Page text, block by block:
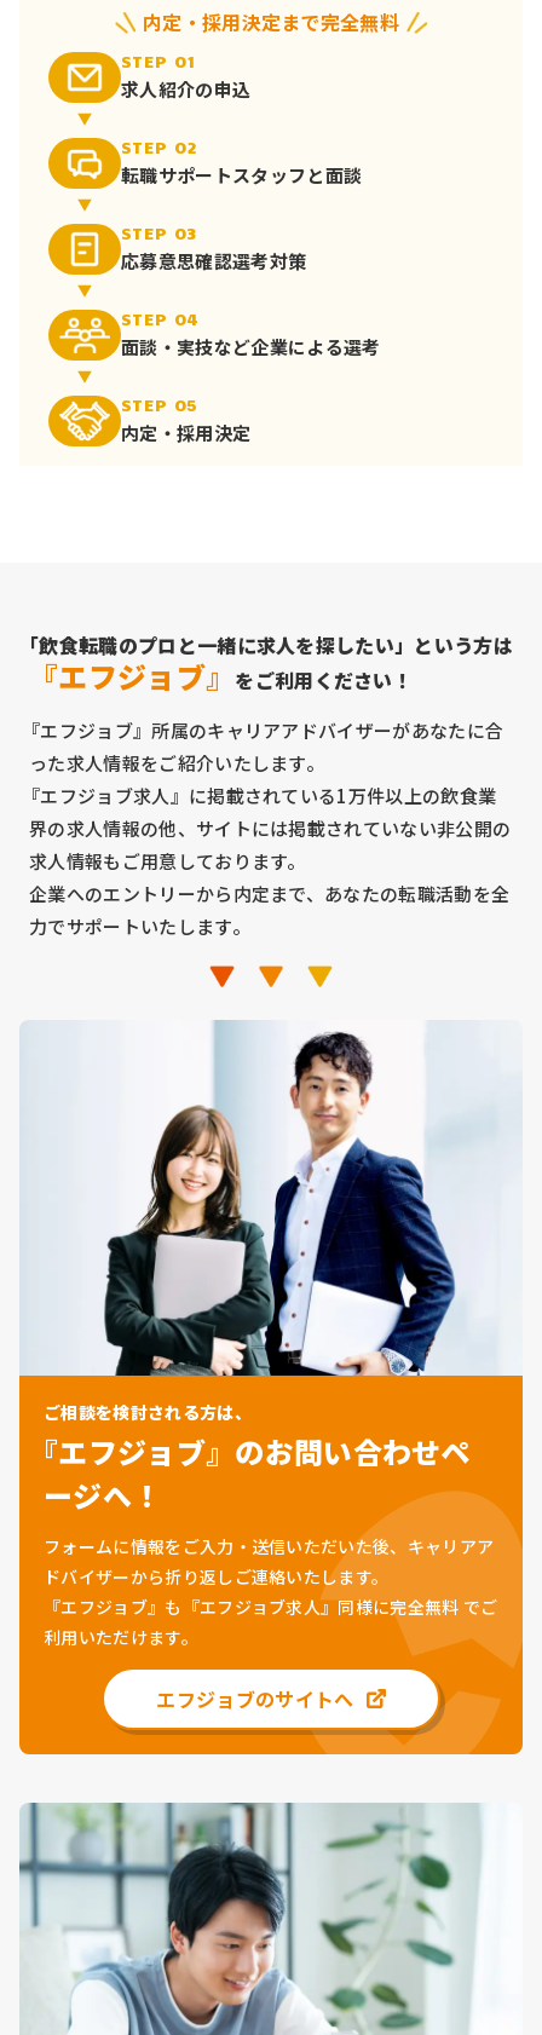
内定・採用決定まで完全無料
STEP 01
求人紹介の申込
STEP 02
転職サポートスタッフと面談
STEP 03
応募意思確認選考対策
STEP 04
面談・実技など企業による選考
STEP 05
内定・採用決定
「飲食転職のプロと一緒に求人を探したい」という方は
『エフジョブ』 をご利用ください！
『エフジョブ』所属のキャリアアドバイザーがあなたに合
った求人情報をご紹介いたします。
『エフジョブ求人』に掲載されている1万件以上の飲食業
界の求人情報の他、サイトには掲載されていない非公開の
求人情報もご用意しております。
企業へのエントリーから内定まで、あなたの転職活動を全
力でサポートいたします。
ご相談を検討される方は、
『エフジョブ』のお問い合わせペ
ージへ！
フォームに情報をご入力・送信いただいた後、キャリアア
ドバイザーから折り返しご連絡いたします。
『エフジョブ』も『エフジョブ求人』同様に完全無料 でご
利用いただけます。
エフジョブのサイトへ